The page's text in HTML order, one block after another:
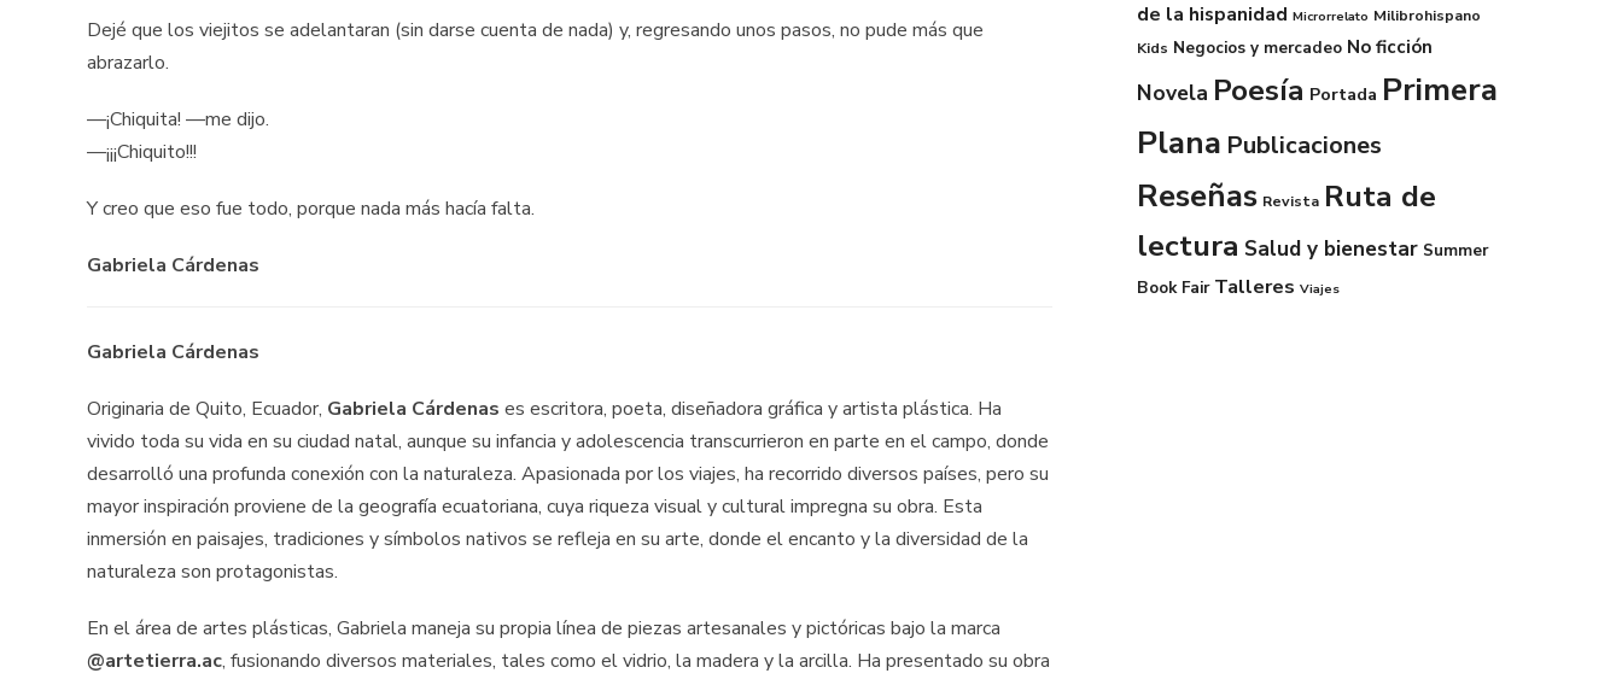
Dejé que los viejitos se adelantaran (sin darse cuenta de nada) y, regresando unos pasos, no pude más que
abrazarlo.
—¡Chiquita! —me dijo.
—¡¡¡Chiquito!!!
Y creo que eso fue todo, porque nada más hacía falta.
Gabriela Cárdenas
Gabriela Cárdenas
Originaria de Quito, Ecuador, Gabriela Cárdenas es escritora, poeta, diseñadora gráfica y artista plástica. Ha
vivido toda su vida en su ciudad natal, aunque su infancia y adolescencia transcurrieron en parte en el campo, donde
desarrolló una profunda conexión con la naturaleza. Apasionada por los viajes, ha recorrido diversos países, pero su
mayor inspiración proviene de la geografía ecuatoriana, cuya riqueza visual y cultural impregna su obra. Esta
inmersión en paisajes, tradiciones y símbolos nativos se refleja en su arte, donde el encanto y la diversidad de la
naturaleza son protagonistas.
En el área de artes plásticas, Gabriela maneja su propia línea de piezas artesanales y pictóricas bajo la marca
@artetierra.ac, fusionando diversos materiales, tales como el vidrio, la madera y la arcilla. Ha presentado su obra
de la hispanidad Microrrelato Milibrohispano
Kids Negocios y mercadeo No ficción
Novela Poesía Portada Primera
Plana Publicaciones
Reseñas Revista Ruta de
lectura Salud y bienestar Summer
Book Fair Talleres Viajes